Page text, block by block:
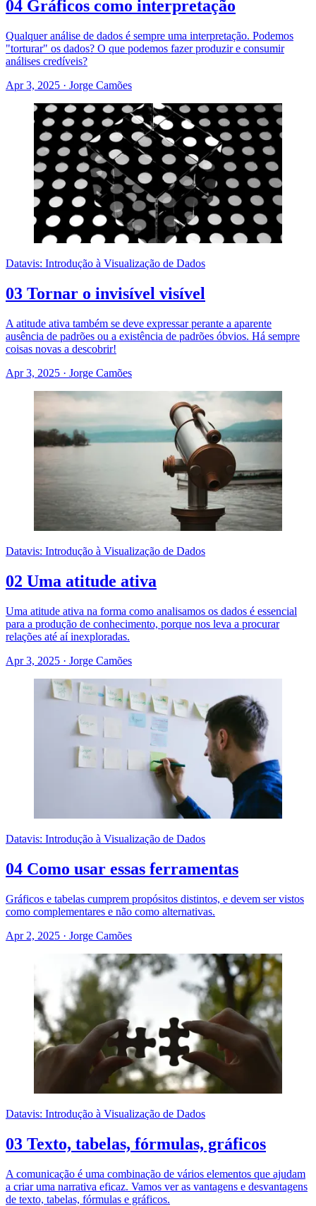
04 Gráficos como interpretação
Qualquer análise de dados é sempre uma interpretação. Podemos
"torturar" os dados? O que podemos fazer produzir e consumir
análises credíveis?
Apr 3, 2025 · Jorge Camões
Datavis: Introdução à Visualização de Dados
03 Tornar o invisível visível
A atitude ativa também se deve expressar perante a aparente
ausência de padrões ou a existência de padrões óbvios. Há sempre
coisas novas a descobrir!
Apr 3, 2025 · Jorge Camões
Datavis: Introdução à Visualização de Dados
02 Uma atitude ativa
Uma atitude ativa na forma como analisamos os dados é essencial
para a produção de conhecimento, porque nos leva a procurar
relações até aí inexploradas.
Apr 3, 2025 · Jorge Camões
Datavis: Introdução à Visualização de Dados
04 Como usar essas ferramentas
Gráficos e tabelas cumprem propósitos distintos, e devem ser vistos
como complementares e não como alternativas.
Apr 2, 2025 · Jorge Camões
Datavis: Introdução à Visualização de Dados
03 Texto, tabelas, fórmulas, gráficos
A comunicação é uma combinação de vários elementos que ajudam
a criar uma narrativa eficaz. Vamos ver as vantagens e desvantagens
de texto, tabelas, fórmulas e gráficos.